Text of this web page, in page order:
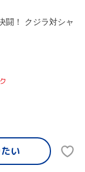
闘！ クジラ対シャ
い